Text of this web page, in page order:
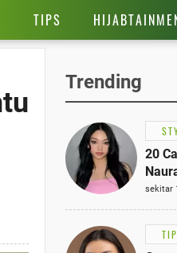
TIPS
Trending
20
sekitar